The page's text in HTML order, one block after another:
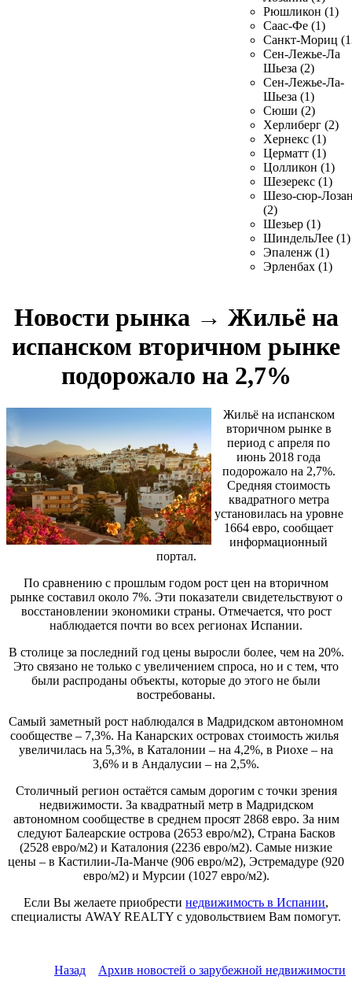
Рюшликон (1)
Саас-Фе (1)
Санкт-Мориц
Сен-Лежье-Ла
Шьеза (2)
Сен-Лежье-Ла-
Шьеза (1)
Сюши (2)
Херлиберг (2)
Хернекс (1)
Церматт (1)
Цолликон (1)
Шезерекс (1)
Шезо-сюр-
(2)
Шезьер (1)
ШиндельЛее (1)
Эпаленж (1)
Эрленбах (1)
Новости рынка → Жильё на
испанском вторичном рынке
подорожало на 2,7%
Жильё на испанском
вторичном рынке в
период с апреля по
июнь 2018 года
подорожало на 2,7%.
Средняя стоимость
квадратного метра
установилась на уровне
1664 евро, сообщает
информационный
портал.
По сравнению с прошлым годом рост цен на вторичном
рынке составил около 7%. Эти показатели свидетельствуют о
восстановлении экономики страны. Отмечается, что рост
наблюдается почти во всех регионах Испании.
В столице за последний год цены выросли более, чем на 20%.
Это связано не только с увеличением спроса, но и с тем, что
были распроданы объекты, которые до этого не были
востребованы.
Самый заметный рост наблюдался в Мадридском автономном
сообществе – 7,3%. На Канарских островах стоимость жилья
увеличилась на 5,3%, в Каталонии – на 4,2%, в Риохе – на
3,6% и в Андалусии – на 2,5%.
Столичный регион остаётся самым дорогим с точки зрения
недвижимости. За квадратный метр в Мадридском
автономном сообществе в среднем просят 2868 евро. За ним
следуют Балеарские острова (2653 евро/м2), Страна Басков
(2528 евро/м2) и Каталония (2236 евро/м2). Самые низкие
цены – в Кастилии-Ла-Манче (906 евро/м2), Эстремадуре (920
евро/м2) и Мурсии (1027 евро/м2).
Если Вы желаете приобрести недвижимость в Испании,
специалисты AWAY REALTY с удовольствием Вам помогут.
Назад Архив новостей о зарубежной недвижимости